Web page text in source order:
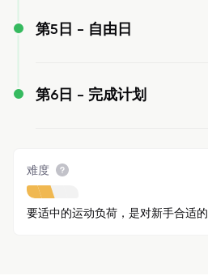
第5日 - 自由日
第6日 - 完成计划
难度
要适中的运动负荷，是对新手合适的